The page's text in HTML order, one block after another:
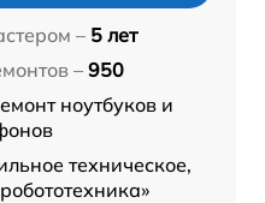
– 5 лет
– 950
ноутбуков и
техническое,